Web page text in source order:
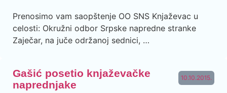
Prenosimo vam saopštenje OO SNS Knjaževac u
celosti: Okružni odbor Srpske napredne stranke
Zaječar, na juče održanoj sednici, …
10.10.2015.
Gašić posetio knjaževačke
naprednjake